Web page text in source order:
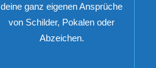
deine ganz eigenen Ansprüche
von Schilder, Pokalen oder
Abzeichen.